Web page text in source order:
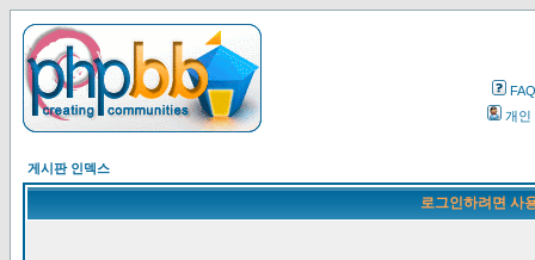
FAQ
개인
게시판 인덱스
로그인하려면 사